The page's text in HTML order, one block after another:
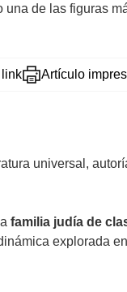
de las figuras
Artículo
universal,
familia judía de
explorada